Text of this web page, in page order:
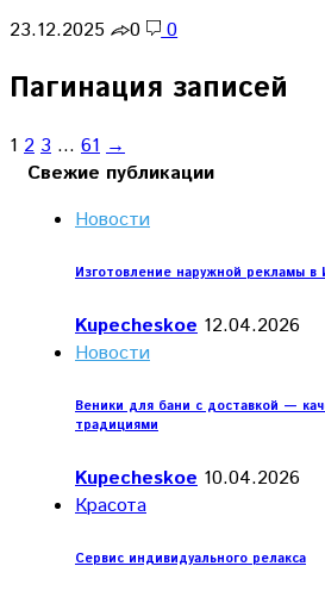
23.12.2025
0 0
Пагинация записей
1 2 3 … 61 →
Свежие публикации
Новости
Изготовление наружной рекламы в
Kupecheskoe 12.04.2026
Новости
Веники для бани с доставкой —
традициями
Kupecheskoe 10.04.2026
Красота
Сервис индивидуального релакса